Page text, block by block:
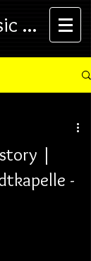
...
|
-